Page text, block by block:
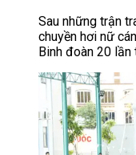
Sau những trận
chuyền hơi nữ
Binh đoàn 20